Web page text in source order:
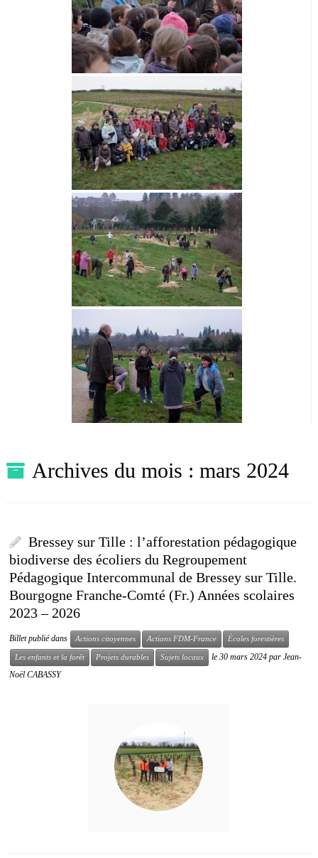
Archives du mois : mars 2024
Bressey sur Tille : l’afforestation pédagogique
biodiverse des écoliers du Regroupement
Pédagogique Intercommunal de Bressey sur Tille.
Bourgogne Franche-Comté (Fr.) Années scolaires
2023 – 2026
Billet publié dans Actions citoyennes Actions FDM-France Écoles forestières
Les enfants et la forêt Projets durables Sujets locaux le30 mars 2024 parJean-
Noël CABASSY